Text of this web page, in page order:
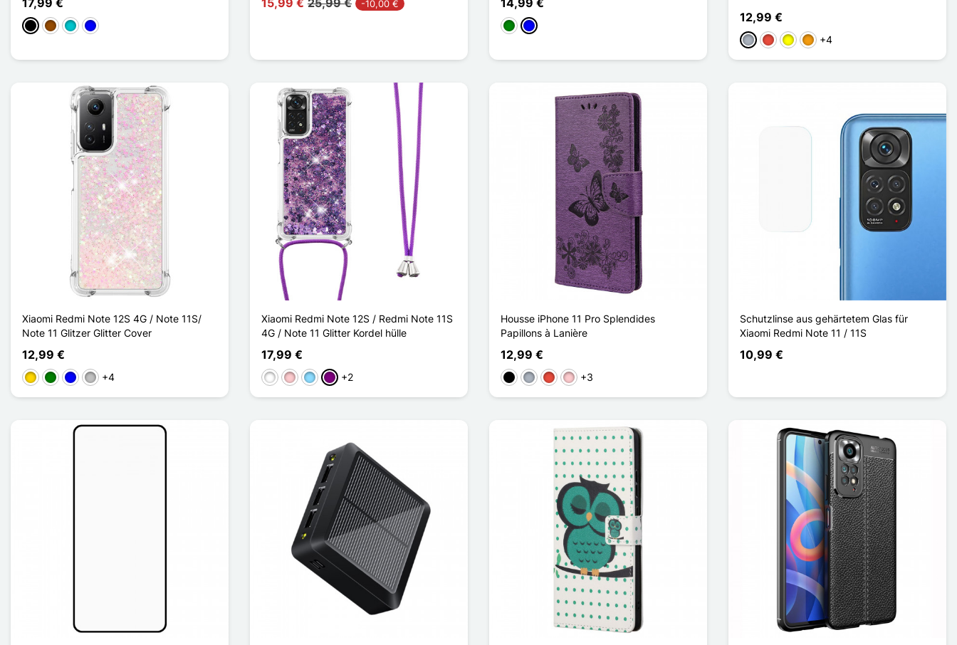
Schwarz
BraunTürkisBlau
-10,00 €
GrünBlau
12,99 €
GrauRot GelbOrange
+4
Xiaomi Redmi Note 12S 4G / Note 11S/
Note 11 Glitzer Glitter Cover
12,99 €
Doré / Coeurs
Vert/Cœurs
Bleu/Pentagramme
Argenté / Coeurs
+4
Xiaomi Redmi Note 12S / Redmi Note 11S
4G / Note 11 Glitter Kordel hülle
17,99 €
WeißPinkHellblauViolett
+2
Housse iPhone 11 Pro Splendides
Papillons à Lanière
12,99 €
Schwarz
GrauRot Pink+3
Schutzlinse aus gehärtetem Glas für
Xiaomi Redmi Note 11 / 11S
10,99 €